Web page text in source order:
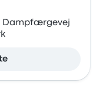
Dampfærgevej